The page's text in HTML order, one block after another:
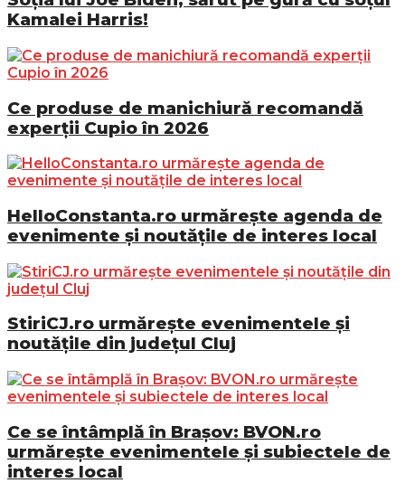
Kamalei Harris!
Ce produse de manichiură recomandă
experții Cupio în 2026
HelloConstanta.ro urmărește agenda de
evenimente și noutățile de interes local
StiriCJ.ro urmărește evenimentele și
noutățile din județul Cluj
Ce se întâmplă în Brașov: BVON.ro
urmărește evenimentele și subiectele de
interes local